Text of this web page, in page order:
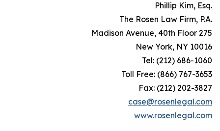
.Phillip Kim, Esq
.The Rosen Law Firm, P.A
275 Madison Avenue, 40th Floor
New York, NY 10016
Tel: (212) 686-1060
Toll Free: (866) 767-3653
Fax: (212) 202-3827
case@rosenlegal.com
www.rosenlegal.com